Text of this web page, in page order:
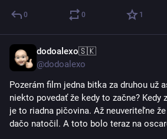
0 0 1
dodoalexo🇸🇰
@dodoalexo
Pozerám film jedna bitka za druhou už
niekto povedať že kedy to začne? Kedy
je to riadna pičovina. Až neuveriteľne že
dačo natočil. A toto bolo teraz na